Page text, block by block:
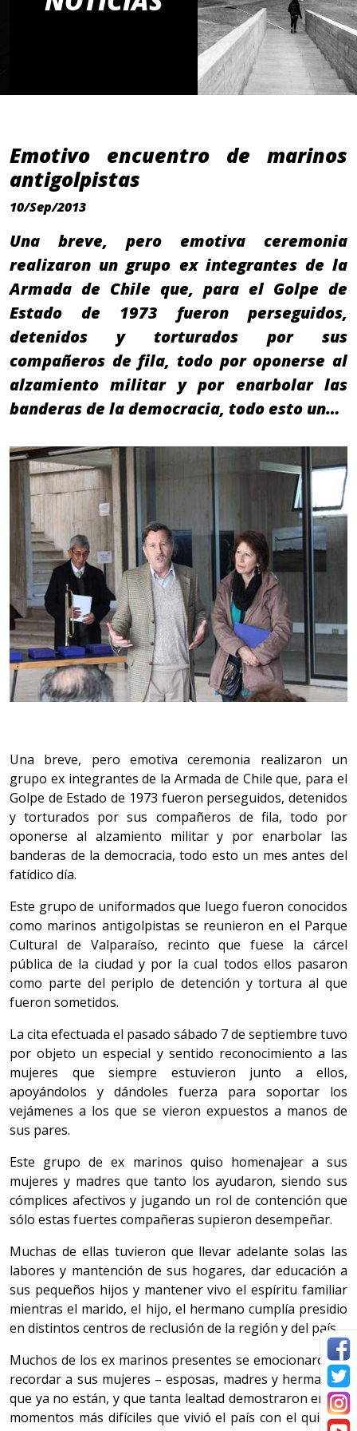
Emotivo encuentro de marinos
antigolpistas
10/Sep/2013
Una breve, pero emotiva ceremonia
realizaron un grupo ex integrantes de la
Armada de Chile que, para el Golpe de
Estado de 1973 fueron perseguidos,
detenidos y torturados por sus
compañeros de fila, todo por oponerse al
alzamiento militar y por enarbolar las
banderas de la democracia, todo esto un…
Una breve, pero emotiva ceremonia realizaron un
grupo ex integrantes de la Armada de Chile que, para el
Golpe de Estado de 1973 fueron perseguidos, detenidos
y torturados por sus compañeros de fila, todo por
oponerse al alzamiento militar y por enarbolar las
banderas de la democracia, todo esto un mes antes del
fatídico día.
Este grupo de uniformados que luego fueron conocidos
como marinos antigolpistas se reunieron en el Parque
Cultural de Valparaíso, recinto que fuese la cárcel
pública de la ciudad y por la cual todos ellos pasaron
como parte del periplo de detención y tortura al que
fueron sometidos.
La cita efectuada el pasado sábado 7 de septiembre tuvo
por objeto un especial y sentido reconocimiento a las
mujeres que siempre estuvieron junto a ellos,
apoyándolos y dándoles fuerza para soportar los
vejámenes a los que se vieron expuestos a manos de
sus pares.
Este grupo de ex marinos quiso homenajear a sus
mujeres y madres que tanto los ayudaron, siendo sus
cómplices afectivos y jugando un rol de contención que
sólo estas fuertes compañeras supieron desempeñar.
Muchas de ellas tuvieron que llevar adelante solas las
labores y mantención de sus hogares, dar educación a
sus pequeños hijos y mantener vivo el espíritu familiar
mientras el marido, el hijo, el hermano cumplía presidio
en distintos centros de reclusión de la región y del país.
Muchos de los ex marinos presentes se emocionaron al
recordar a sus mujeres – esposas, madres y hermanas-
que ya no están, y que tanta lealtad demostraron en los
momentos más difíciles que vivió el país con el quiebre